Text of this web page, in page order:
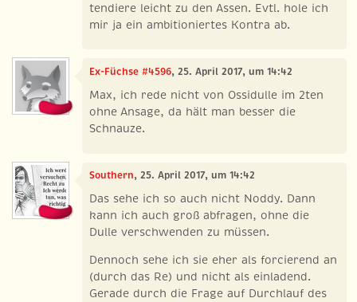
tendiere leicht zu den Assen. Evtl. hole ich
mir ja ein ambitioniertes Kontra ab.
Ex-Füchse #4596, 25. April 2017, um 14:42
Max, ich rede nicht von Ossidulle im 2ten
ohne Ansage, da hält man besser die
Schnauze.
Southern, 25. April 2017, um 14:42
Das sehe ich so auch nicht Noddy. Dann
kann ich auch groß abfragen, ohne die
Dulle verschwenden zu müssen.
Dennoch sehe ich sie eher als forcierend an
(durch das Re) und nicht als einladend.
Gerade durch die Frage auf Durchlauf des